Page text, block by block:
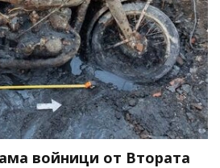
войници от Втората